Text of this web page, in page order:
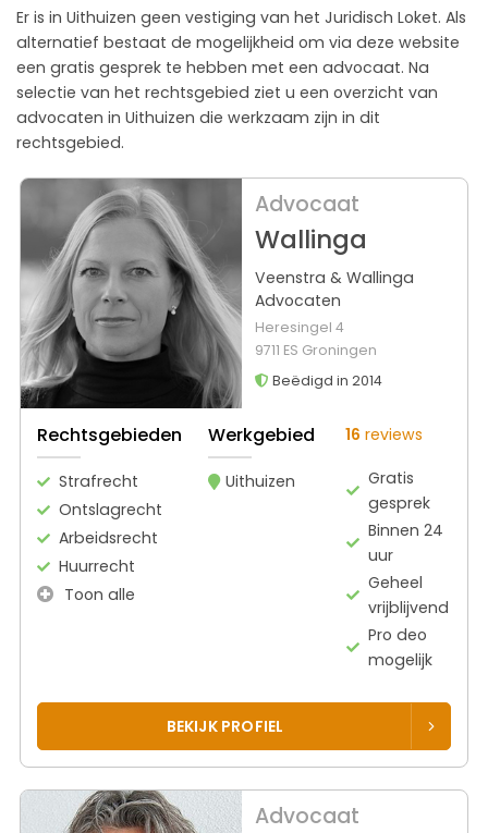
Er is in Uithuizen geen vestiging van het Juridisch Loket. Als
alternatief bestaat de mogelijkheid om via deze website
een gratis gesprek te hebben met een advocaat. Na
selectie van het rechtsgebied ziet u een overzicht van
advocaten in Uithuizen die werkzaam zijn in dit
rechtsgebied.
Advocaat
Wallinga
Veenstra & Wallinga
Advocaten
Heresingel 4
9711 ES Groningen
Beëdigd in 2014
Rechtsgebieden
Strafrecht
Ontslagrecht
Arbeidsrecht
Huurrecht
Toon alle
Werkgebied
Uithuizen
16 reviews
Gratis
gesprek
Binnen 24
uur
Geheel
vrijblijvend
Pro deo
mogelijk
BEKIJK PROFIEL
Advocaat